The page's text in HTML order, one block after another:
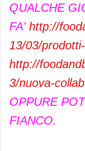
QUALCHE
FA' http://
13/03/
http://
3/nuova-
OPPURE
FIANCO.